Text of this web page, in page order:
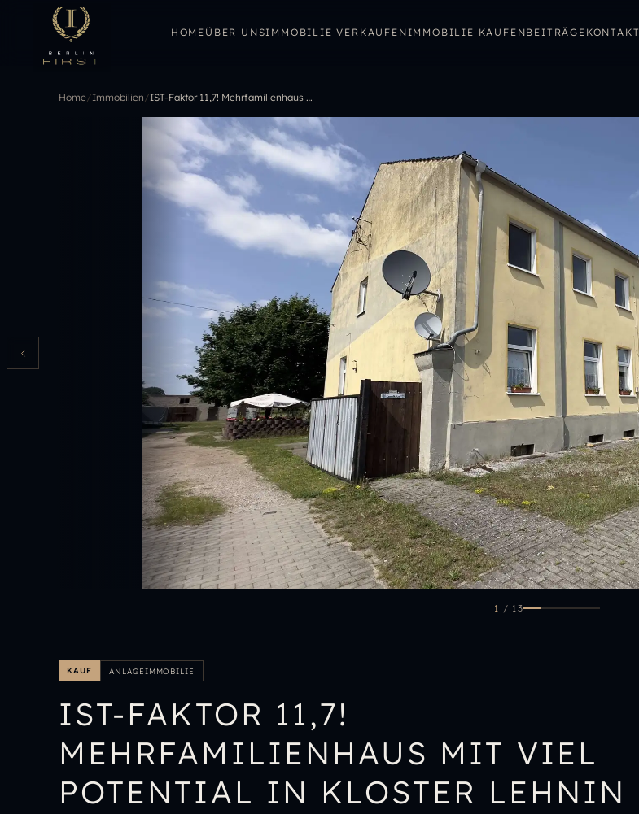
HOME ÜBER UNSIMMOBILIE VERKAUFENIMMOBILIE KAUFENBEITRÄGE KONTAKT
Home/Immobilien/ IST-Faktor 11,7! Mehrfamilienhaus mit viel Potential in Kloster Lehnin
1 / 13
KAUF ANLAGEIMMOBILIE
IST-FAKTOR 11,7!
MEHRFAMILIENHAUS MIT VIEL
POTENTIAL IN KLOSTER LEHNIN